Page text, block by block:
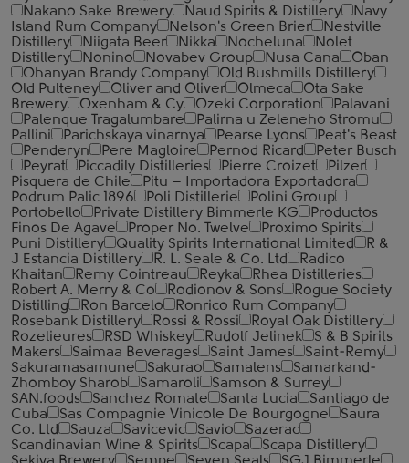
Nakano Sake Brewery
Naud Spirits & Distillery
Navy
Island Rum Company
Nelson's Green Brier
Nestville
Distillery
Niigata Beer Nikka Nocheluna
Nolet
Distillery
Nonino Novabev Group Nusa Cana
Oban
Ohanyan Brandy Company
Old Bushmills Distillery
Old Pulteney
Oliver and Oliver Olmeca
Ota Sake
Brewery
Oxenham & Cy Ozeki Corporation
Palavani
Palenque Tragalumbare
Palirna u Zeleneho Stromu
Pallini
Parichskaya vinarnya Pearse Lyons
Peat's Beast
Penderyn
Pere Magloire Pernod Ricard
Peter Busch
Peyrat
Piccadily Distilleries Pierre Croizet
Pilzer
Pisquera de Chile
Pitu – Importadora Exportadora
Podrum Palic 1896
Poli Distillerie
Polini Group
Portobello
Private Distillery Bimmerle KG
Productos
Finos De Agave
Proper No. Twelve
Proximo Spirits
Puni Distillery
Quality Spirits International Limited
R &
J Estancia Distillery
R. L. Seale & Co. Ltd
Radico
Khaitan
Remy Cointreau Reyka
Rhea Distilleries
Robert A. Merry & Co
Rodionov & Sons
Rogue Society
Distilling
Ron Barcelo
Ronrico Rum Company
Rosebank Distillery
Rossi & Rossi
Royal Oak Distillery
Rozelieures
RSD Whiskey Rudolf Jelinek
S & B Spirits
Makers
Saimaa Beverages Saint James
Saint-Remy
Sakuramasamune
Sakurao Samalens
Samarkand-
Zhomboy Sharob
Samaroli
Samson & Surrey
SAN.foods
Sanchez Romate Santa Lucia
Santiago de
Cuba
Sas Compagnie Vinicole De Bourgogne
Saura
Co. Ltd
Sauza Savicevic Savio
Sazerac
Scandinavian Wine & Spirits
Scapa
Scapa Distillery